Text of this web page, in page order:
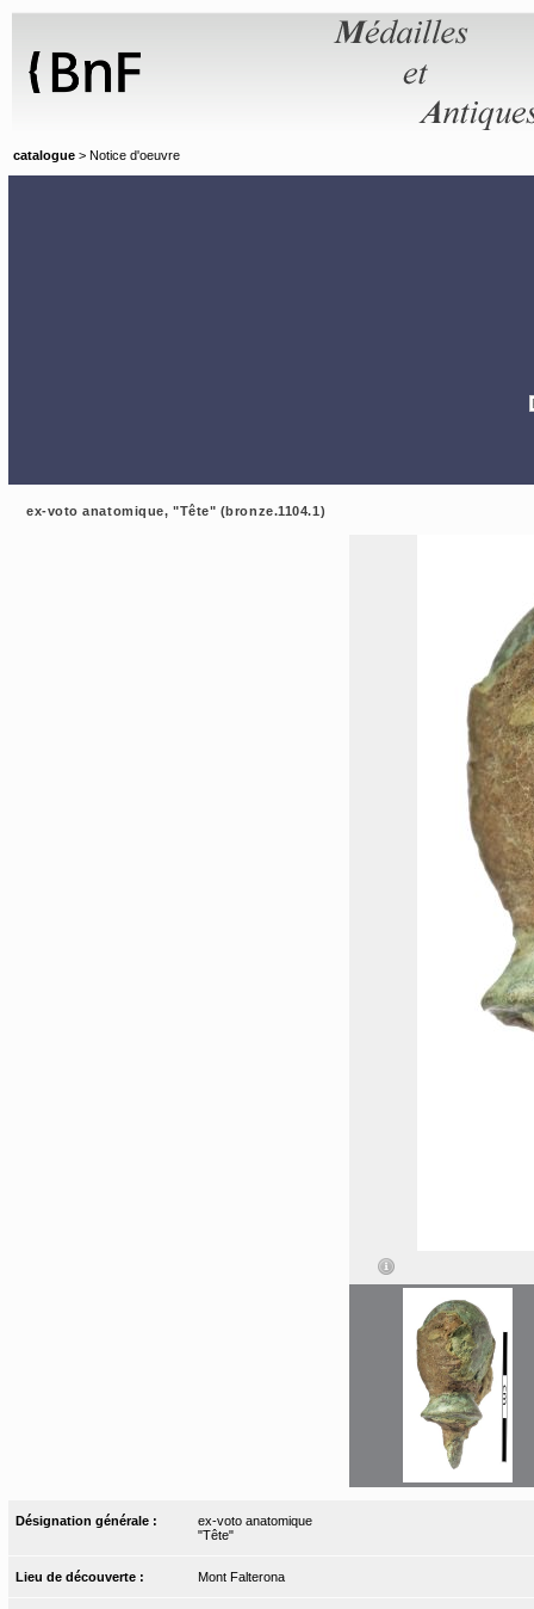
catalogue > Notice d'oeuvre
ex-voto anatomique, "Tête" (bronze.1104.1)
Désignation générale :
ex-voto anatomique
"Tête"
Lieu de découverte : Mont Falterona